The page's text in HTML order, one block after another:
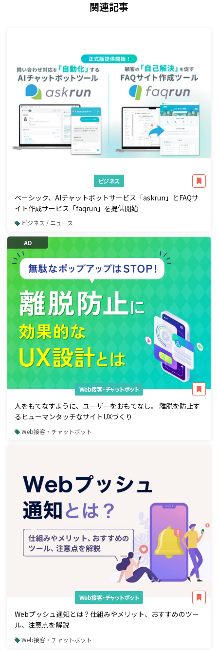
関連記事
ビジネス
ベーシック、AIチャットボットサービス「askrun」とFAQサ
イト作成サービス「faqrun」を提供開始
ビジネス / ニュース
AD
Web接客・チャットボット
人をもてなすように、ユーザーをおもてなし。 離脱を防止す
るヒューマンタッチなサイトUXづくり
Web接客・チャットボット
Web接客・チャットボット
Webプッシュ通知とは？仕組みやメリット、おすすめのツー
ル、注意点を解説
Web接客・チャットボット